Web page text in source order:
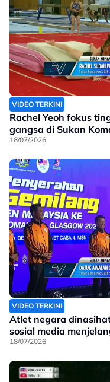
VIDEO TERKINI
Rachel Yeoh fokus
gangsa di Sukan
18/07/2026
VIDEO TERKINI
Atlet negara
sosial media
18/07/2026